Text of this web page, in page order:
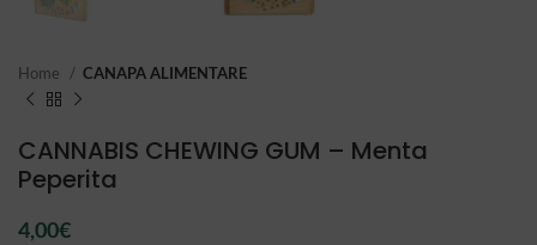
Home CANAPA ALIMENTARE
CANNABIS CHEWING GUM – Menta
Peperita
4,00€